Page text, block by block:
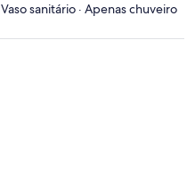
Vaso sanitário · Apenas chuveiro